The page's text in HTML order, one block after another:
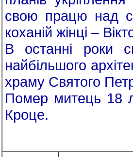
свою працю над
коханій жінці –
В останні роки
найбільшого
храму Святого
Помер митець 18
Кроце.